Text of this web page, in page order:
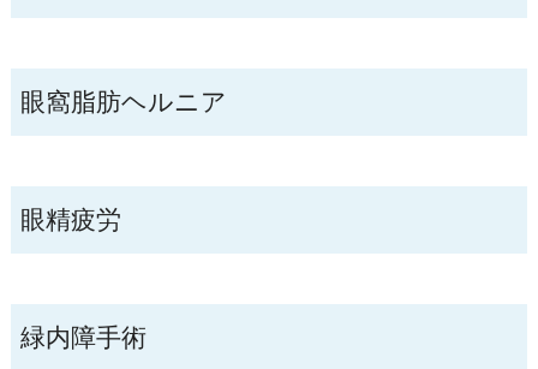
眼窩脂肪ヘルニア
眼精疲労
緑内障手術